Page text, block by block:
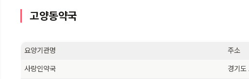
고양동약국
요양기관명 주소
사랑인약국 경기